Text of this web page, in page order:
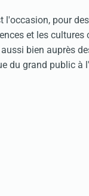
l'occasion, pour
et les cultures
bien auprès
du grand public à